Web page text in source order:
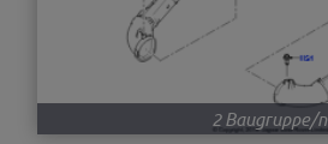
2 Baugruppe/n